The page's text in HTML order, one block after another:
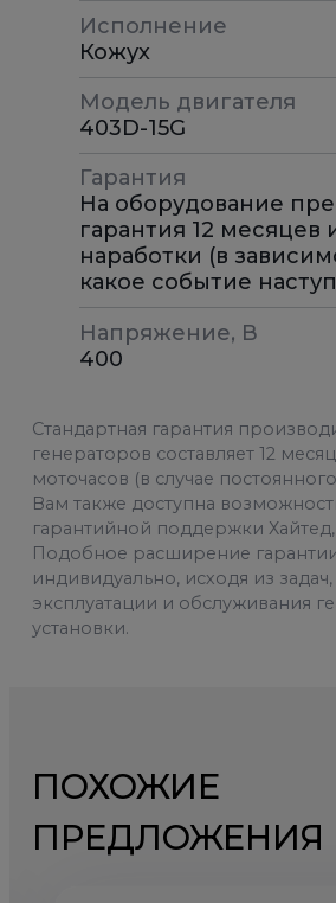
Исполнение
Кожух
Модель двигателя
403D-15G
Гарантия
На оборудование
гарантия 12 месяцев
наработки (в
какое событие
Напряжение, В
400
Стандартная гарантия
генераторов составляет 12
моточасов (в случае
Вам также доступна
гарантийной поддержки Хайтед,
Подобное расширение гарантии
индивидуально, исходя из
эксплуатации и обслуживания
установки.
ПОХОЖИЕ
ПРЕДЛОЖЕНИЯ